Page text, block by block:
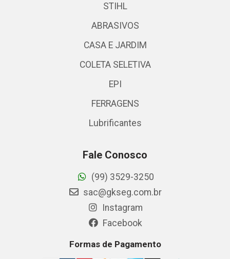
STIHL
ABRASIVOS
CASA E JARDIM
COLETA SELETIVA
EPI
FERRAGENS
Lubrificantes
Fale Conosco
(99) 3529-3250
sac@gkseg.com.br
Instagram
Facebook
Formas de Pagamento